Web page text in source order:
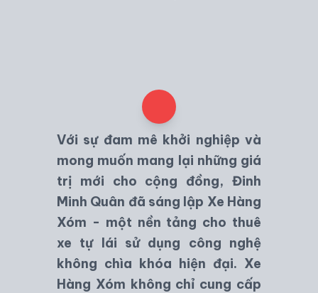
Với sự đam mê khởi nghiệp và
mong muốn mang lại những giá
trị mới cho cộng đồng, Đinh
Minh Quân đã sáng lập Xe Hàng
Xóm - một nền tảng cho thuê
xe tự lái sử dụng công nghệ
không chìa khóa hiện đại. Xe
Hàng Xóm không chỉ cung cấp